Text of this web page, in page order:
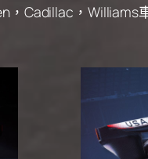
Cadillac，